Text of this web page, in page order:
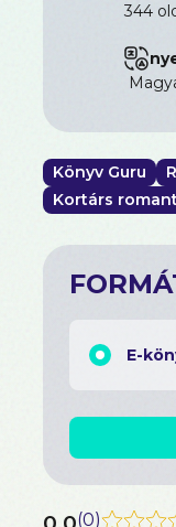
344
Könyv Guru
Kortárs
E-
(0)